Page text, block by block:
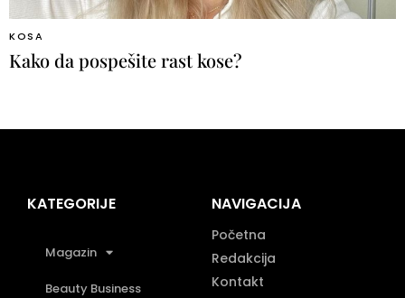
KOSA
Kako da pospešite rast kose?
KATEGORIJE
Magazin
Beauty Business
NAVIGACIJA
Početna
Redakcija
Kontakt